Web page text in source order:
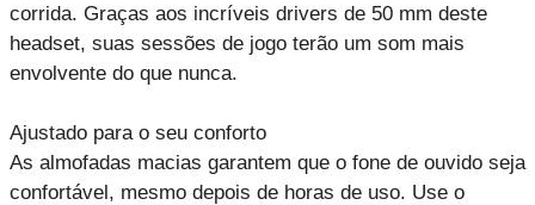
corrida. Graças aos incríveis drivers de 50 mm deste
headset, suas sessões de jogo terão um som mais
envolvente do que nunca.
Ajustado para o seu conforto
As almofadas macias garantem que o fone de ouvido seja
confortável, mesmo depois de horas de uso. Use o